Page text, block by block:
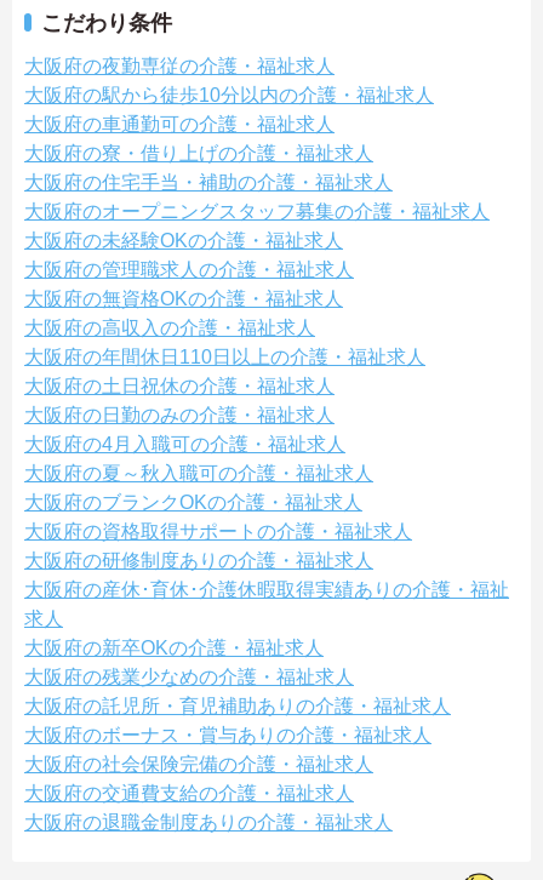
こだわり条件
大阪府の夜勤専従の介護・福祉求人
大阪府の駅から徒歩10分以内の介護・福祉求人
大阪府の車通勤可の介護・福祉求人
大阪府の寮・借り上げの介護・福祉求人
大阪府の住宅手当・補助の介護・福祉求人
大阪府のオープニングスタッフ募集の介護・福祉求人
大阪府の未経験OKの介護・福祉求人
大阪府の管理職求人の介護・福祉求人
大阪府の無資格OKの介護・福祉求人
大阪府の高収入の介護・福祉求人
大阪府の年間休日110日以上の介護・福祉求人
大阪府の土日祝休の介護・福祉求人
大阪府の日勤のみの介護・福祉求人
大阪府の4月入職可の介護・福祉求人
大阪府の夏～秋入職可の介護・福祉求人
大阪府のブランクOKの介護・福祉求人
大阪府の資格取得サポートの介護・福祉求人
大阪府の研修制度ありの介護・福祉求人
大阪府の産休･育休･介護休暇取得実績ありの介護・福祉
求人
大阪府の新卒OKの介護・福祉求人
大阪府の残業少なめの介護・福祉求人
大阪府の託児所・育児補助ありの介護・福祉求人
大阪府のボーナス・賞与ありの介護・福祉求人
大阪府の社会保険完備の介護・福祉求人
大阪府の交通費支給の介護・福祉求人
大阪府の退職金制度ありの介護・福祉求人